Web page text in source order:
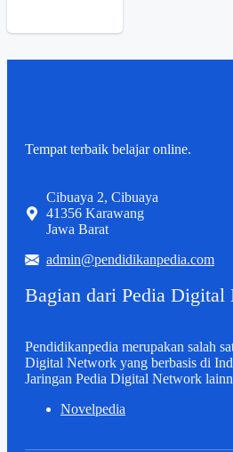
Tempat terbaik belajar online.
Cibuaya 2, Cibuaya
41356 Karawang
Jawa Barat
admin@pendidikanpedia.com
Bagian dari Pedia Digital
Pendidikanpedia merupakan salah
Digital Network yang berbasis di
Jaringan Pedia Digital Network
Novelpedia